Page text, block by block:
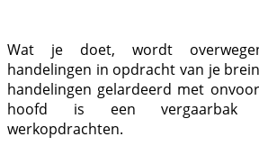
Wat je doet, wordt
handelingen in opdracht van je
handelingen gelardeerd met
hoofd is een vergaarbak
werkopdrachten.